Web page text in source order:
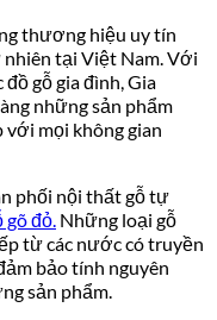
thương hiệu uy tín
tại Việt Nam. Với
gỗ gia đình, Gia
những sản phẩm
với mọi không gian
phối nội thất gỗ tự
gõ đỏ. Những loại gỗ
từ các nước có truyền
bảo tính nguyên
sản phẩm.